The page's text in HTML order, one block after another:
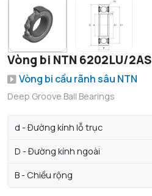
Vòng bi NTN 6202LU/2AS
Vòng bi cầu rãnh sâu NTN
Deep Groove Ball Bearings
d - Đường kính lỗ trục
D - Đường kính ngoài
B - Chiều rộng